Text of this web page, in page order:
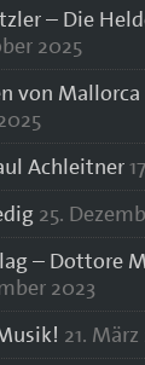
– Die
2025
von Mallorca
Achleitner
25.
– Dottore
2023
21.